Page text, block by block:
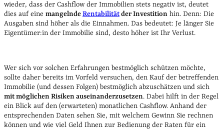
wieder, dass der Cashflow der Immobilien stets negativ ist, deutet
dies auf eine mangelndeRentabilitätder Investition hin. Denn: Die
Ausgaben sind höher als die Einnahmen. Das bedeutet: Je länger Sie
Eigentümer:in der Immobilie sind, desto höher ist Ihr Verlust.
Wer sich vor solchen Erfahrungen bestmöglich schützen möchte,
sollte daher bereits im Vorfeld versuchen, den Kauf der betreffenden
Immobilie (und dessen Folgen) bestmöglich abzuschätzen und sich
mit möglichen Risiken auseinanderzusetzen. Dabei hilft in der Regel
ein Blick auf den (erwarteten) monatlichen Cashflow. Anhand der
entsprechenden Daten sehen Sie, mit welchem Gewinn Sie rechnen
können und wie viel Geld Ihnen zur Bedienung der Raten für ein